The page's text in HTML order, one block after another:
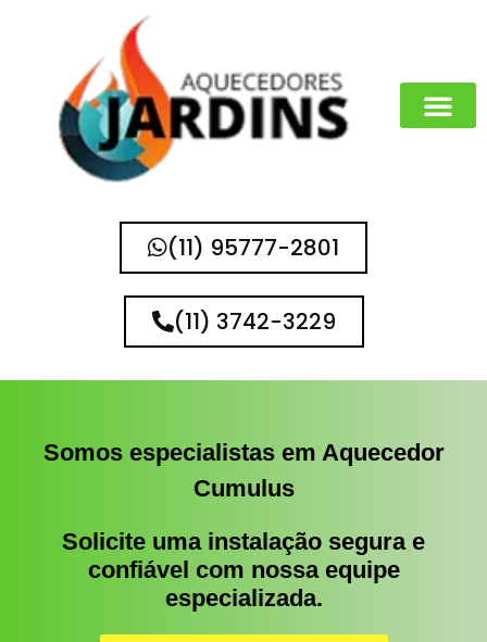
(11) 95777-2801
(11) 3742-3229
Somos especialistas em Aquecedor
Cumulus
Solicite uma instalação segura e
confiável com nossa equipe
especializada.